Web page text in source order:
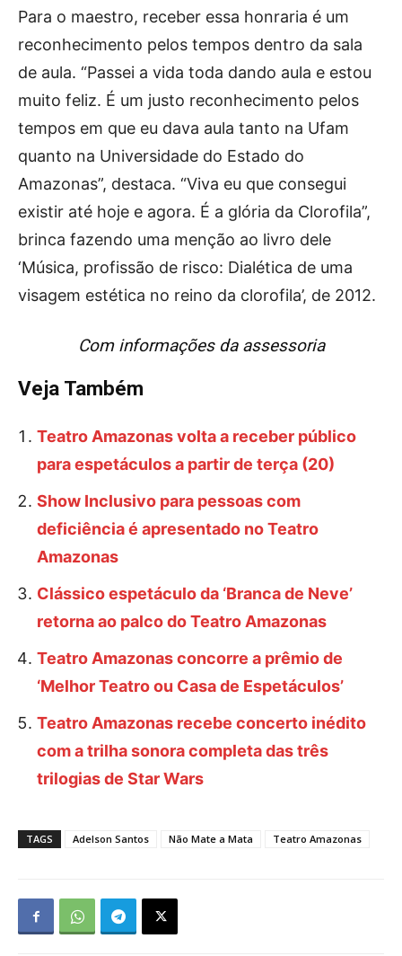
Para o maestro, receber essa honraria é um
reconhecimento pelos tempos dentro da sala
de aula. “Passei a vida toda dando aula e estou
muito feliz. É um justo reconhecimento pelos
tempos em que eu dava aula tanto na Ufam
quanto na Universidade do Estado do
Amazonas”, destaca. “Viva eu que consegui
existir até hoje e agora. É a glória da Clorofila”,
brinca fazendo uma menção ao livro dele
‘Música, profissão de risco: Dialética de uma
visagem estética no reino da clorofila’, de 2012.
Com informações da assessoria
Veja Também
Teatro Amazonas volta a receber público
para espetáculos a partir de terça (20)
Show Inclusivo para pessoas com
deficiência é apresentado no Teatro
Amazonas
Clássico espetáculo da ‘Branca de Neve’
retorna ao palco do Teatro Amazonas
Teatro Amazonas concorre a prêmio de
‘Melhor Teatro ou Casa de Espetáculos’
Teatro Amazonas recebe concerto inédito
com a trilha sonora completa das três
trilogias de Star Wars
TAGS Adelson Santos Não Mate a Mata Teatro Amazonas